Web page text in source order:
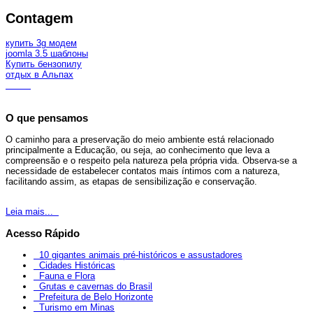
Contagem
купить 3g модем
joomla 3.5 шаблоны
Купить бензопилу
отдых в Альпах
O que pensamos
O caminho para a preservação do meio ambiente está relacionado
principalmente a Educação, ou seja, ao conhecimento que leva a
compreensão e o respeito pela natureza pela própria vida. Observa-se a
necessidade de estabelecer contatos mais íntimos com a natureza,
facilitando assim, as etapas de sensibilização e conservação.
Leia mais...
Acesso Rápido
10 gigantes animais pré-históricos e assustadores
Cidades Históricas
Fauna e Flora
Grutas e cavernas do Brasil
Prefeitura de Belo Horizonte
Turismo em Minas